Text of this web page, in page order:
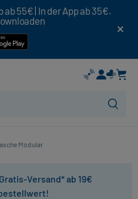
55€ | In der App ab 35€.
Modular
Gratis-Versand* ab 19€